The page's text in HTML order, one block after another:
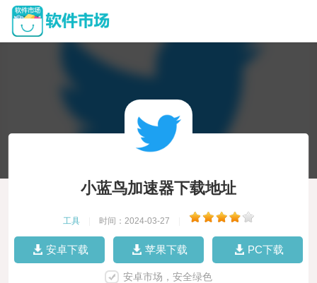
小蓝鸟加速器下载地址
工具 时间：2024-03-27
安卓下载 苹果下载 PC下载
安卓市场，安全绿色